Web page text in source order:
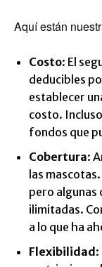
Aquí están
Costo: El
deducibles
establecer
costo.
fondos que
Cobertura:
las
pero algunas
ilimitadas.
a lo que ha
Flexibilidad :